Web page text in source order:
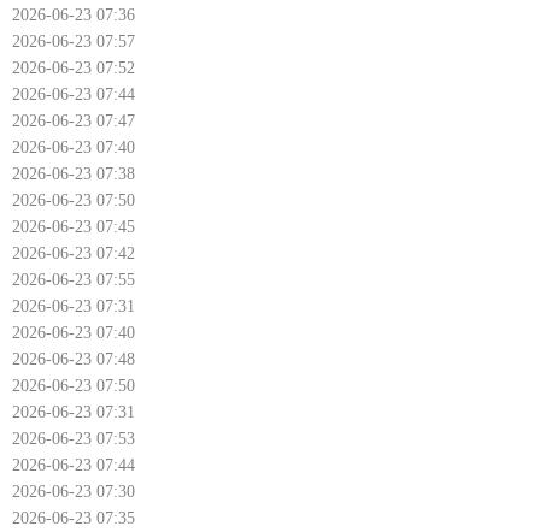
2026-06-23 07:36
2026-06-23 07:57
2026-06-23 07:52
2026-06-23 07:44
2026-06-23 07:47
2026-06-23 07:40
2026-06-23 07:38
2026-06-23 07:50
2026-06-23 07:45
2026-06-23 07:42
2026-06-23 07:55
2026-06-23 07:31
2026-06-23 07:40
2026-06-23 07:48
2026-06-23 07:50
2026-06-23 07:31
2026-06-23 07:53
2026-06-23 07:44
2026-06-23 07:30
2026-06-23 07:35